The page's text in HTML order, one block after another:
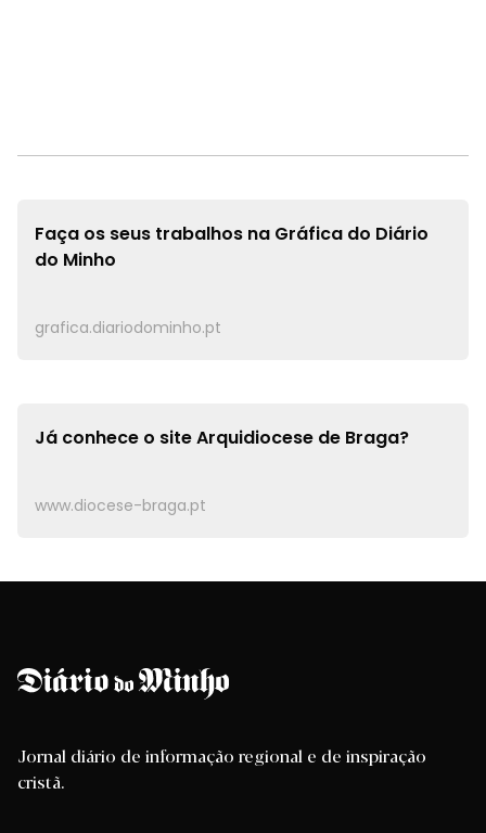
Faça os seus trabalhos na Gráfica do Diário
do Minho
grafica.diariodominho.pt
Já conhece o siteArquidiocese de Braga?
www.diocese-braga.pt
Jornal diário de informação regional e de inspiração
cristã.